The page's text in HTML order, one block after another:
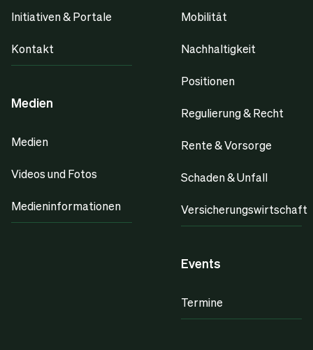
Initiativen & Portale
Kontakt
Medien
Medien
Videos und Fotos
Medieninformationen
Mobilität
Nachhaltigkeit
Positionen
Regulierung & Recht
Rente & Vorsorge
Schaden & Unfall
Versicherungswirtschaft
Events
Termine